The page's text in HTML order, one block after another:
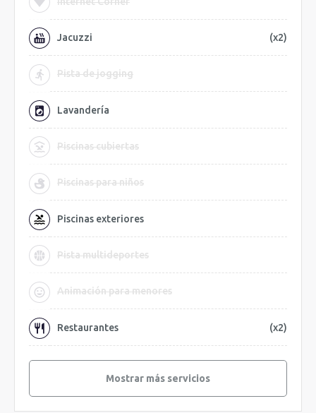
Jacuzzi (x2)
Pista de jogging
Lavandería
Piscinas cubiertas
Piscinas para niños
Piscinas exteriores
Pista multideportes
Animación para menores
Restaurantes (x2)
Mostrar más servicios